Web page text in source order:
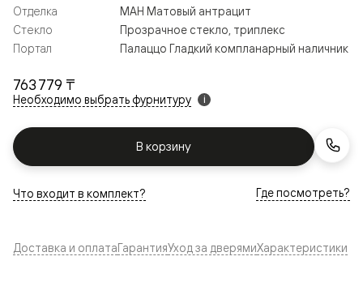
763 779 ₸
Необходимо выбрать фурнитуру i
В корзину
Отделка
МАН Матовый антрацит
Стекло
Прозрачное стекло, триплекс
Портал
Палаццо Гладкий компланарный наличник
Что входит в комплект? Где посмотреть?
Доставка и оплатаГарантияУход за дверямиХарактеристики